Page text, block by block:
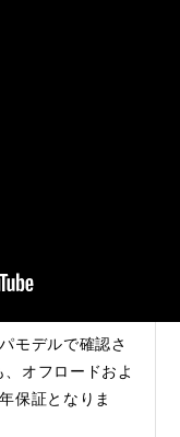
モデルで確認さ
オフロードおよ
保証となりま